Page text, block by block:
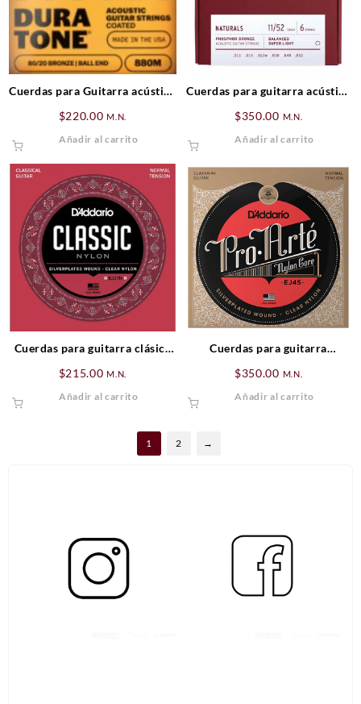
Cuerdas para Guitarra acústica
$220.00 M.N.
Añadir al carrito
Cuerdas para guitarra acústica
$350.00 M.N.
Añadir al carrito
Cuerdas para guitarra clásica
$215.00 M.N.
Añadir al carrito
Cuerdas para guitarra
$350.00 M.N.
Añadir al carrito
1 2 →